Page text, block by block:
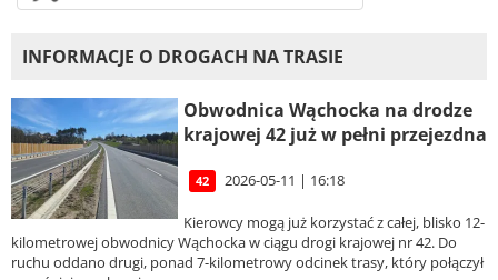
INFORMACJE O DROGACH NA TRASIE
Obwodnica Wąchocka na drodze
krajowej 42 już w pełni przejezdna
42 2026-05-11 | 16:18
Kierowcy mogą już korzystać z całej, blisko 12-
kilometrowej obwodnicy Wąchocka w ciągu drogi krajowej nr 42. Do
ruchu oddano drugi, ponad 7-kilometrowy odcinek trasy, który połączył